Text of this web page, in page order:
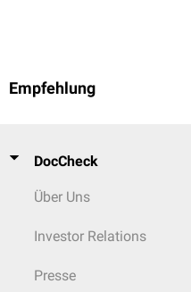
Empfehlung
DocCheck
Über Uns
Investor Relations
Presse